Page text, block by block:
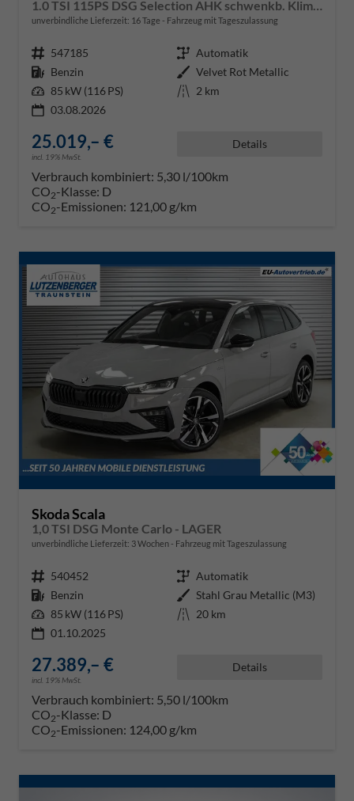
unverbindliche Lieferzeit: 16 Tage Fahrzeug mit Tageszulassung
Fahrzeugnr. 547185 Getriebe Automatik
Kraftstoff Benzin Außenfarbe Velvet Rot Metallic
Leistung 85 kW (116 PS) Kilometerstand 2 km
03.08.2026
25.019,– €
incl. 19% MwSt.
Details
Verbrauch kombiniert: 5,30 l/100km
CO2-Klasse: D
CO2-Emissionen: 121,00 g/km
Skoda Scala
1,0 TSI DSG Monte Carlo - LAGER
unverbindliche Lieferzeit: 3 Wochen Fahrzeug mit Tageszulassung
Fahrzeugnr. 540452 Getriebe Automatik
Kraftstoff Benzin Außenfarbe Stahl Grau Metallic (M3)
Leistung 85 kW (116 PS) Kilometerstand 20 km
01.10.2025
27.389,– €
incl. 19% MwSt.
Details
Verbrauch kombiniert: 5,50 l/100km
CO2-Klasse: D
CO2-Emissionen: 124,00 g/km